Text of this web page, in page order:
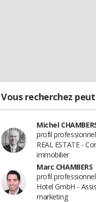
Vous recherchez
Michel
profil
REAL ESTATE -
immobilier
Marc CHAMBERS
profil
Hotel GmbH -
marketing